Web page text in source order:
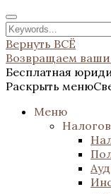
Вернуть ВСЁ
Возвращаем ваши
Бесплатная
Раскрыть меню
Меню